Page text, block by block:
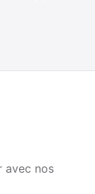
avec nos